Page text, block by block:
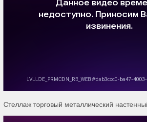
Стеллаж торговый металлический